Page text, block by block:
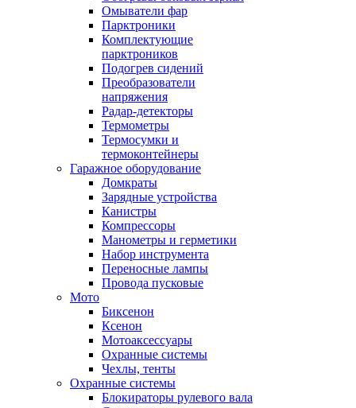
Омыватели фар
Парктроники
Комплектующие
парктроников
Подогрев сидений
Преобразователи
напряжения
Радар-детекторы
Термометры
Термосумки и
термоконтейнеры
Гаражное оборудование
Домкраты
Зарядные устройства
Канистры
Компрессоры
Манометры и герметики
Набор инструмента
Переносные лампы
Провода пусковые
Мото
Биксенон
Ксенон
Мотоаксессуары
Охранные системы
Чехлы, тенты
Охранные системы
Блокираторы рулевого вала